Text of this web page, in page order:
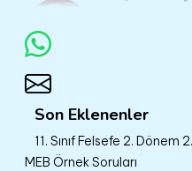
Son Eklenenler
11. Sınıf Felsefe 2. Dönem
MEB Örnek Soruları